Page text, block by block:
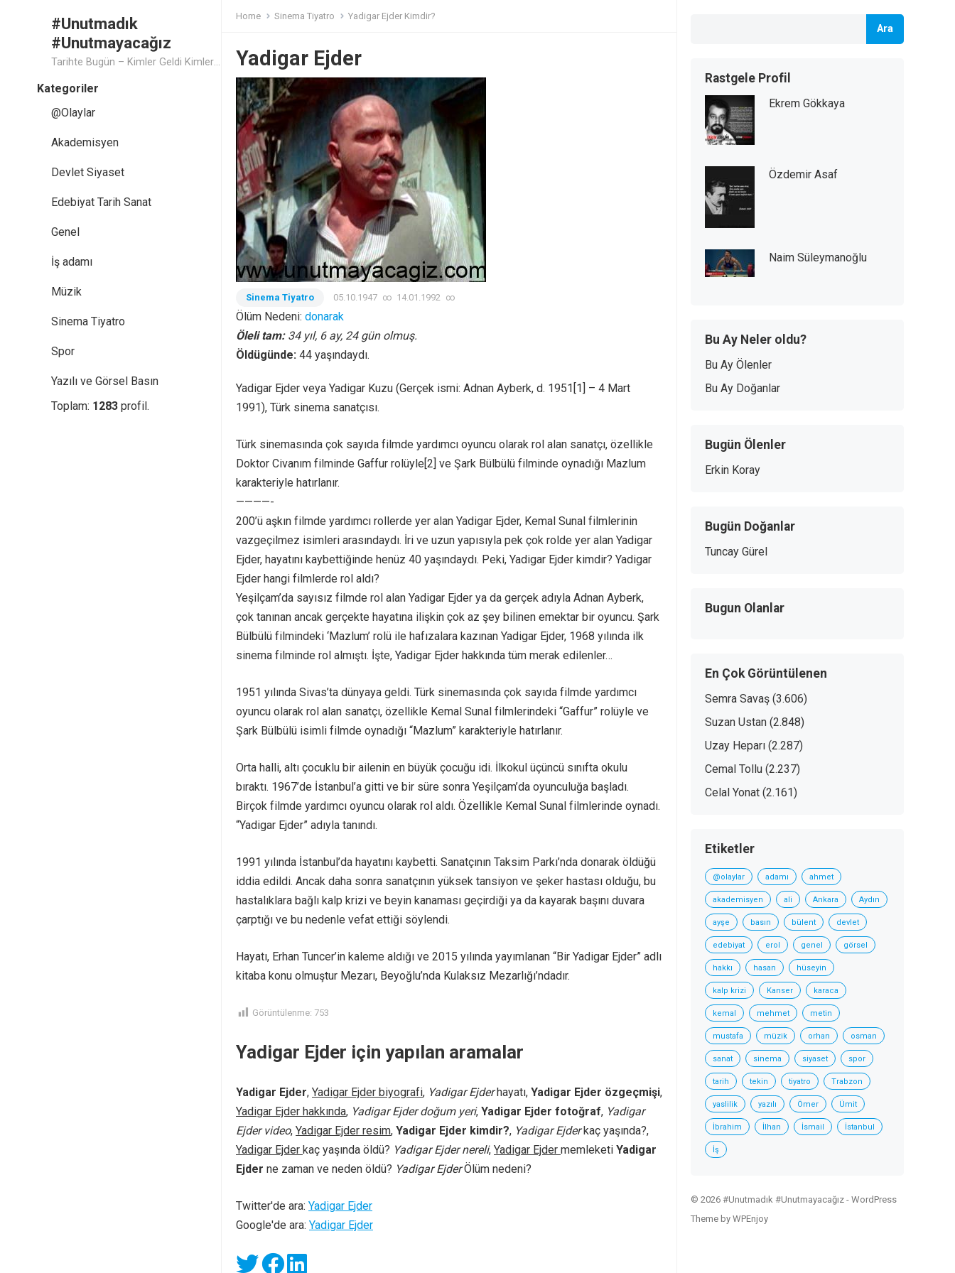
#Unutmadık
#Unutmayacağız
Tarihte Bugün – Kimler Geldi Kimler Geçti..
Kategoriler
@Olaylar
Akademisyen
Devlet Siyaset
Edebiyat Tarih Sanat
Genel
İş adamı
Müzik
Sinema Tiyatro
Spor
Yazılı ve Görsel Basın
Toplam: 1283 profil.
Home Sinema Tiyatro Yadigar Ejder Kimdir?
Yadigar Ejder
Sinema Tiyatro 05.10.1947 ∞ 14.01.1992 ∞
Ölüm Nedeni: donarak
Öleli tam: 34 yıl, 6 ay, 24 gün olmuş.
Öldügünde: 44 yaşındaydı.
Yadigar Ejder veya Yadigar Kuzu (Gerçek ismi: Adnan Ayberk, d. 1951[1] – 4 Mart
1991), Türk sinema sanatçısı.
Türk sinemasında çok sayıda filmde yardımcı oyuncu olarak rol alan sanatçı, özellikle
Doktor Civanım filminde Gaffur rolüyle[2] ve Şark Bülbülü filminde oynadığı Mazlum
karakteriyle hatırlanır.
————-
200’ü aşkın filmde yardımcı rollerde yer alan Yadigar Ejder, Kemal Sunal filmlerinin
vazgeçilmez isimleri arasındaydı. İri ve uzun yapısıyla pek çok rolde yer alan Yadigar
Ejder, hayatını kaybettiğinde henüz 40 yaşındaydı. Peki, Yadigar Ejder kimdir? Yadigar
Ejder hangi filmlerde rol aldı?
Yeşilçam’da sayısız filmde rol alan Yadigar Ejder ya da gerçek adıyla Adnan Ayberk,
çok tanınan ancak gerçekte hayatına ilişkin çok az şey bilinen emektar bir oyuncu. Şark
Bülbülü filmindeki ‘Mazlum’ rolü ile hafızalara kazınan Yadigar Ejder, 1968 yılında ilk
sinema filminde rol almıştı. İşte, Yadigar Ejder hakkında tüm merak edilenler…
1951 yılında Sivas’ta dünyaya geldi. Türk sinemasında çok sayıda filmde yardımcı
oyuncu olarak rol alan sanatçı, özellikle Kemal Sunal filmlerindeki “Gaffur” rolüyle ve
Şark Bülbülü isimli filmde oynadığı “Mazlum” karakteriyle hatırlanır.
Orta halli, altı çocuklu bir ailenin en büyük çocuğu idi. İlkokul üçüncü sınıfta okulu
bıraktı. 1967’de İstanbul’a gitti ve bir süre sonra Yeşilçam’da oyunculuğa başladı.
Birçok filmde yardımcı oyuncu olarak rol aldı. Özellikle Kemal Sunal filmlerinde oynadı.
“Yadigar Ejder” adıyla tanındı.
1991 yılında İstanbul’da hayatını kaybetti. Sanatçının Taksim Parkı’nda donarak öldüğü
iddia edildi. Ancak daha sonra sanatçının yüksek tansiyon ve şeker hastası olduğu, bu
hastalıklara bağlı kalp krizi ve beyin kanaması geçirdiği ya da kayarak başını duvara
çarptığı ve bu nedenle vefat ettiği söylendi.
Hayatı, Erhan Tuncer’in kaleme aldığı ve 2015 yılında yayımlanan “Bir Yadigar Ejder” adlı
kitaba konu olmuştur Mezarı, Beyoğlu’nda Kulaksız Mezarlığı’ndadır.
Görüntülenme: 753
Yadigar Ejder için yapılan aramalar
Yadigar Ejder, Yadigar Ejder biyografi, Yadigar Ejderhayatı, Yadigar Ejder özgeçmişi,
Yadigar Ejder hakkında, Yadigar Ejder doğum yeri, Yadigar Ejder fotoğraf, Yadigar
Ejder video, Yadigar Ejder resim, Yadigar Ejder kimdir?, Yadigar Ejderkaç yaşında?,
Yadigar Ejder kaç yaşında öldü? Yadigar Ejder nereli, Yadigar Ejder memleketi Yadigar
Ejder ne zaman ve neden öldü? Yadigar EjderÖlüm nedeni?
Twitter'de ara: Yadigar Ejder
Google'de ara: Yadigar Ejder
Ara
Rastgele Profil
Ekrem Gökkaya
Özdemir Asaf
Naim Süleymanoğlu
Bu Ay Neler oldu?
Bu Ay Ölenler
Bu Ay Doğanlar
Bugün Ölenler
Erkin Koray
Bugün Doğanlar
Tuncay Gürel
Bugun Olanlar
En Çok Görüntülenen
Semra Savaş (3.606)
Suzan Ustan (2.848)
Uzay Heparı (2.287)
Cemal Tollu (2.237)
Celal Yonat (2.161)
Etiketler
@olaylar adamı ahmet
akademisyen ali Ankara Aydın
ayşe basın bülent devlet
edebiyat erol genel görsel
hakkı hasan hüseyin
kalp krizi Kanser karaca
kemal mehmet metin
mustafa müzik orhan osman
sanat sinema siyaset spor
tarih tekin tiyatro Trabzon
yaslilik yazılı Ömer Ümit
İbrahim İlhan İsmail İstanbul
İş
© 2026 #Unutmadık #Unutmayacağız - WordPress
Theme by WPEnjoy